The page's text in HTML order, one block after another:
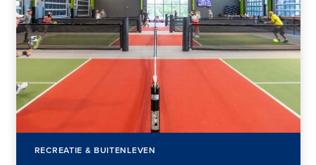
RECREATIE & BUITENLEVEN